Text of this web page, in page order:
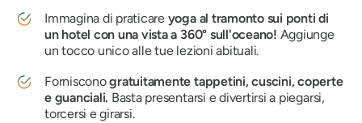
Immagina di praticare yoga al tramonto sui ponti di
un hotel con una vista a 360° sull'oceano! Aggiunge
un tocco unico alle tue lezioni abituali.
Fornisconogratuitamente tappetini, cuscini, coperte
e guanciali. Basta presentarsi e divertirsi a piegarsi,
torcersi e girarsi.